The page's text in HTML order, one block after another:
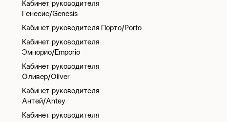
Кабинет руководителя
Генесис/Genesis
Кабинет руководителя Порто/Porto
Кабинет руководителя
Эмпорио/Emporio
Кабинет руководителя
Оливер/Oliver
Кабинет руководителя
Антей/Antey
Кабинет руководителя